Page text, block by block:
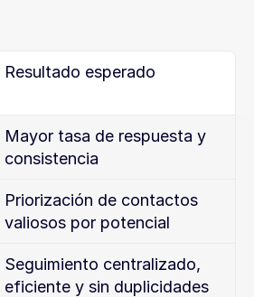
Resultado esperado
Mayor tasa de respuesta y
consistencia
Priorización de contactos
valiosos por potencial
Seguimiento centralizado,
eficiente y sin duplicidades